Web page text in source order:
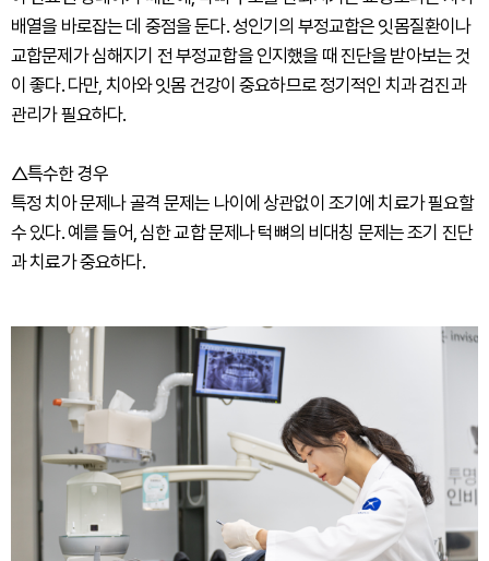
배열을 바로잡는 데 중점을 둔다. 성인기의 부정교합은 잇몸질환이나
교합문제가 심해지기 전 부정교합을 인지했을 때 진단을 받아보는 것
이 좋다. 다만, 치아와 잇몸 건강이 중요하므로 정기적인 치과 검진과
관리가 필요하다.
△특수한 경우
특정 치아 문제나 골격 문제는 나이에 상관없이 조기에 치료가 필요할
수 있다. 예를 들어, 심한 교합 문제나 턱뼈의 비대칭 문제는 조기 진단
과 치료가 중요하다.